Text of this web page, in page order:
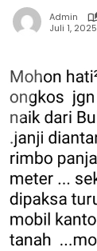
Admin
Juli 1, 2025